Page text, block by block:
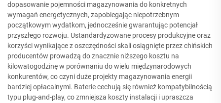
dopasowanie pojemności magazynowania do konkretnych
wymagań energetycznych, zapobiegając niepotrzebnym
początkowym wydatkom, jednocześnie gwarantując potencjał
przyszłego rozwoju. Ustandardyzowane procesy produkcyjne oraz
korzyści wynikające z oszczędności skali osiągnięte przez chińskich
producentów prowadzą do znacznie niższego kosztu na
kilowatogodzinę w porównaniu do wielu międzynarodowych
konkurentów, co czyni duże projekty magazynowania energii
bardziej opłacalnymi. Baterie cechują się również kompatybilnością
typu plug-and-play, co zmniejsza koszty instalacji i upraszcza